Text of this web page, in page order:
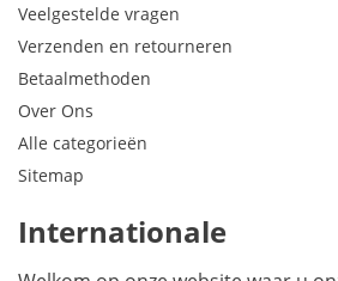
Veelgestelde vragen
Verzenden en retourneren
Betaalmethoden
Over Ons
Alle categorieën
Sitemap
Internationale